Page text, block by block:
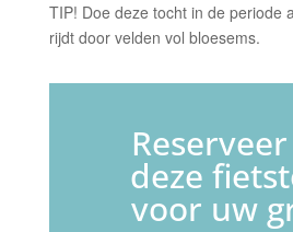
TIP! Doe deze tocht in de periode
rijdt door velden vol bloesems.
deze
voor uw